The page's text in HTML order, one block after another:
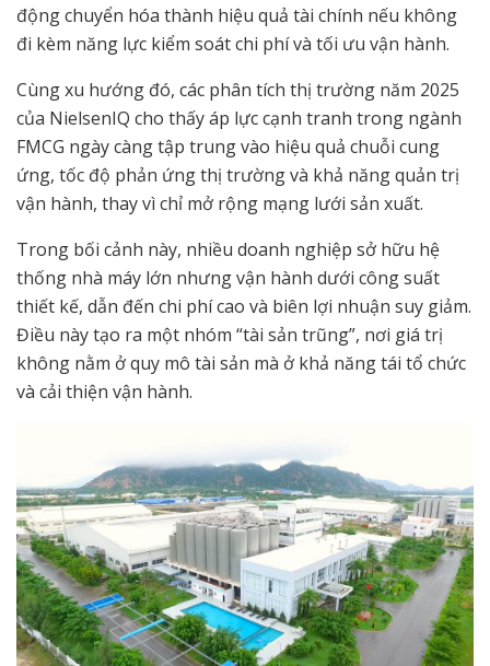
động chuyển hóa thành hiệu quả tài chính nếu không
đi kèm năng lực kiểm soát chi phí và tối ưu vận hành.
Cùng xu hướng đó, các phân tích thị trường năm 2025
của NielsenIQ cho thấy áp lực cạnh tranh trong ngành
FMCG ngày càng tập trung vào hiệu quả chuỗi cung
ứng, tốc độ phản ứng thị trường và khả năng quản trị
vận hành, thay vì chỉ mở rộng mạng lưới sản xuất.
Trong bối cảnh này, nhiều doanh nghiệp sở hữu hệ
thống nhà máy lớn nhưng vận hành dưới công suất
thiết kế, dẫn đến chi phí cao và biên lợi nhuận suy giảm.
Điều này tạo ra một nhóm “tài sản trũng”, nơi giá trị
không nằm ở quy mô tài sản mà ở khả năng tái tổ chức
và cải thiện vận hành.